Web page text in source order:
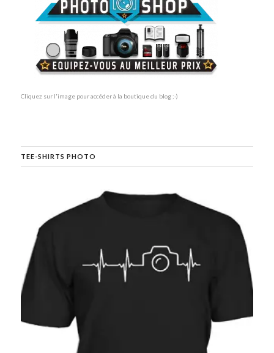
Cliquez sur l'image pour accéder à la boutique du blog ;-)
TEE-SHIRTS PHOTO